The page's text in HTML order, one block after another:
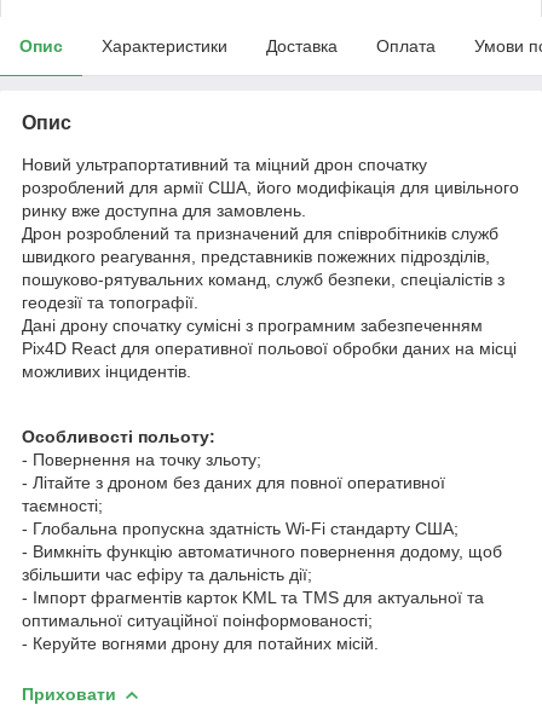
Опис Характеристики Доставка Оплата Умови
Опис
Новий ультрапортативний та міцний дрон спочатку
розроблений для армії США, його модифікація для цивільного
ринку вже доступна для замовлень.
Дрон розроблений та призначений для співробітників служб
швидкого реагування, представників пожежних підрозділів,
пошуково-рятувальних команд, служб безпеки, спеціалістів з
геодезії та топографії.
Дані дрону спочатку сумісні з програмним забезпеченням
Pix4D React для оперативної польової обробки даних на місці
можливих інцидентів.
Особливості польоту:
- Повернення на точку зльоту;
- Літайте з дроном без даних для повної оперативної
таємності;
- Глобальна пропускна здатність Wi-Fi стандарту США;
- Вимкніть функцію автоматичного повернення додому, щоб
збільшити час ефіру та дальність дії;
- Імпорт фрагментів карток KML та TMS для актуальної та
оптимальної ситуаційної поінформованості;
- Керуйте вогнями дрону для потайних місій.
Приховати